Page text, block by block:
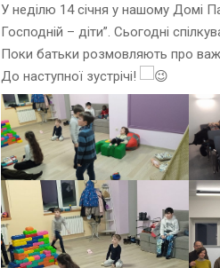
У неділю 14 січня у нашому Домі
Господній – діти”. Сьогодні
Поки батьки розмовляють про
До наступної зустрічі!